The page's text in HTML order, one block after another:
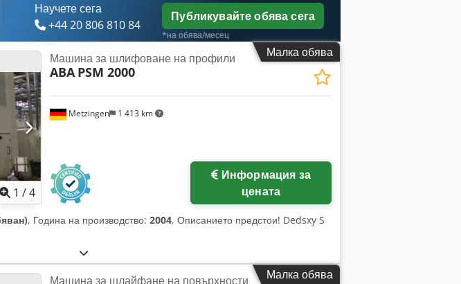
Научете сега
+44 20 806 810 84
Публикувайте обява сега
*на обява/месец
Малка обява
1 /4
Metzingen 1 413 km
Машина за шлифоване на профили
ABA PSM 2000
цената
, Година на производство: 2004, Описанието предстои! Dedsxy S
Малка обява
Машина за шлайфане на повърхности